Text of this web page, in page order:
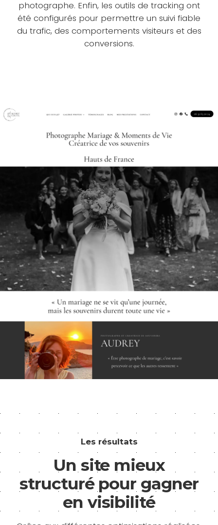
photographe. Enfin, les outils de tracking ont
été configurés pour permettre un suivi fiable
du trafic, des comportements visiteurs et des
conversions.
Les résultats
Un site mieux
structuré pour gagner
en visibilité